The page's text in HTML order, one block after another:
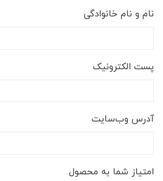
نام و نام خانوادگی
پست الکترونیک
آدرس وب‌سایت
امتیاز شما به محصول